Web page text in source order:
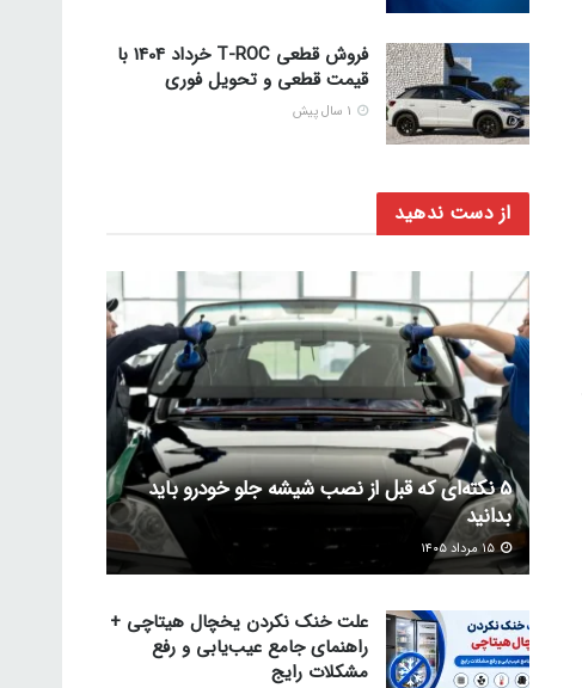
فروش قطعی T-ROC خرداد 1404 با
قیمت قطعی و تحویل فوری
از دست ندهید
5 نکته‌ای که قبل از نصب شیشه جلو خودرو باید
بدانید
۱۵ مرداد ۱۴۰۵
علت خنک نکردن یخچال هیتاچی +
راهنمای جامع عیب‌یابی و رفع
مشکلات رایج